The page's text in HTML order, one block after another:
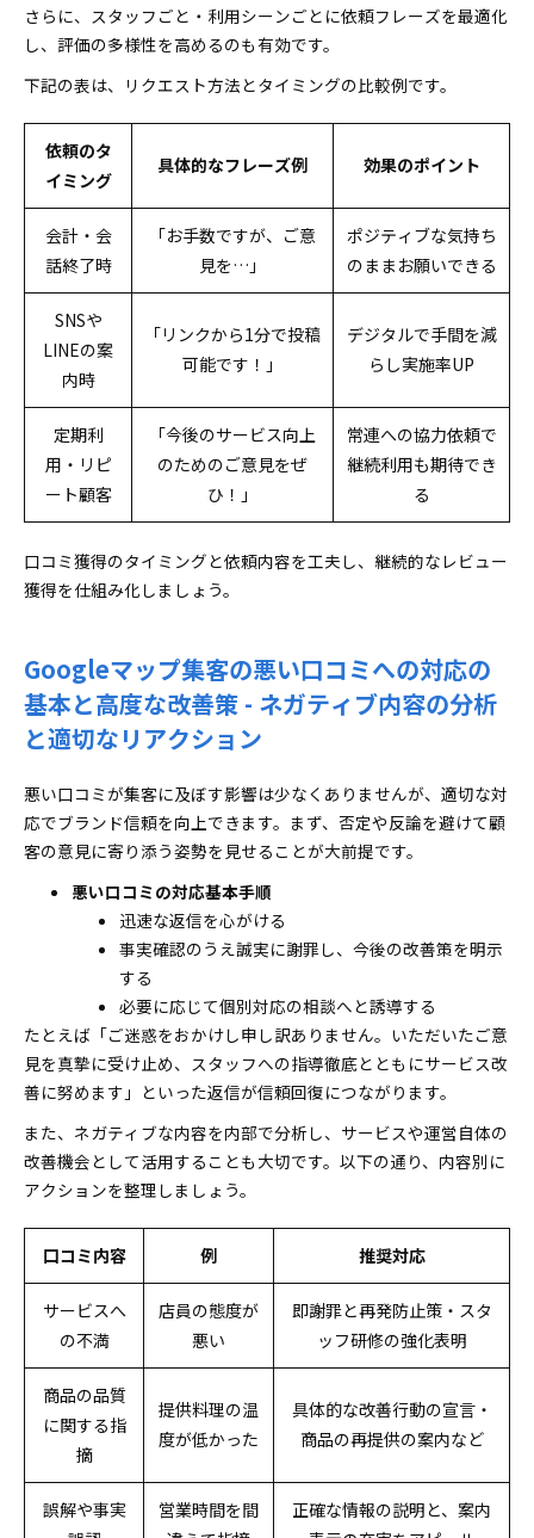
さらに、スタッフごと・利用シーンごとに依頼フレーズを最適化
し、評価の多様性を高めるのも有効です。
下記の表は、リクエスト方法とタイミングの比較例です。
依頼のタ
イミング
具体的なフレーズ例 効果のポイント
会計・会
話終了時
「お手数ですが、ご意
見を…」
ポジティブな気持ち
のままお願いできる
SNSや
LINEの案
内時
「リンクから1分で投稿
可能です！」
デジタルで手間を減
らし実施率UP
定期利
用・リピ
ート顧客
「今後のサービス向上
のためのご意見をぜ
ひ！」
常連への協力依頼で
継続利用も期待でき
る
口コミ獲得のタイミングと依頼内容を工夫し、継続的なレビュー
獲得を仕組み化しましょう。
Googleマップ集客の悪い口コミへの対応の
基本と高度な改善策 - ネガティブ内容の分析
と適切なリアクション
悪い口コミが集客に及ぼす影響は少なくありませんが、適切な対
応でブランド信頼を向上できます。まず、否定や反論を避けて顧
客の意見に寄り添う姿勢を見せることが大前提です。
悪い口コミの対応基本手順
迅速な返信を心がける
事実確認のうえ誠実に謝罪し、今後の改善策を明示
する
必要に応じて個別対応の相談へと誘導する
たとえば「ご迷惑をおかけし申し訳ありません。いただいたご意
見を真摯に受け止め、スタッフへの指導徹底とともにサービス改
善に努めます」といった返信が信頼回復につながります。
また、ネガティブな内容を内部で分析し、サービスや運営自体の
改善機会として活用することも大切です。以下の通り、内容別に
アクションを整理しましょう。
口コミ内容 例 推奨対応
サービスへ
の不満
店員の態度が
悪い
即謝罪と再発防止策・スタ
ッフ研修の強化表明
商品の品質
に関する指
摘
提供料理の温
度が低かった
具体的な改善行動の宣言・
商品の再提供の案内など
誤解や事実
営業時間を間
正確な情報の説明と、案内